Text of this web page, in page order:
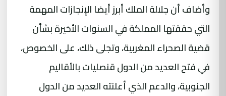
وأضاف أن جلالة الملك أبرز أيضا الإنجازات المهمة
التي حققتها المملكة في السنوات الأخيرة بشأن
قضية الصحراء المغربية، وتجلى ذلك، على الخصوص،
في فتح العديد من الدول قنصليات بالأقاليم
الجنوبية، والدعم الذي أعلنته العديد من الدول